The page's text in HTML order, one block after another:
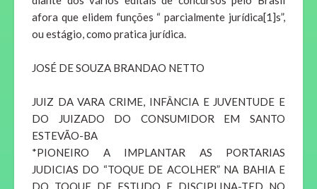
afora que elidem funções “ parcialmente jurídica[1]s”,
ou estágio, como pratica jurídica.
JOSÉ DE SOUZA BRANDAO NETTO
JUIZ DA VARA CRIME, INFÂNCIA E JUVENTUDE E
DO JUIZADO DO CONSUMIDOR EM SANTO
ESTEVÃO-BA
*PIONEIRO A IMPLANTAR AS PORTARIAS
JUDICIAS DO “TOQUE DE ACOLHER” NA BAHIA E
DO TOQUE DE ESTUDO E DISCIPLINA-TED NO